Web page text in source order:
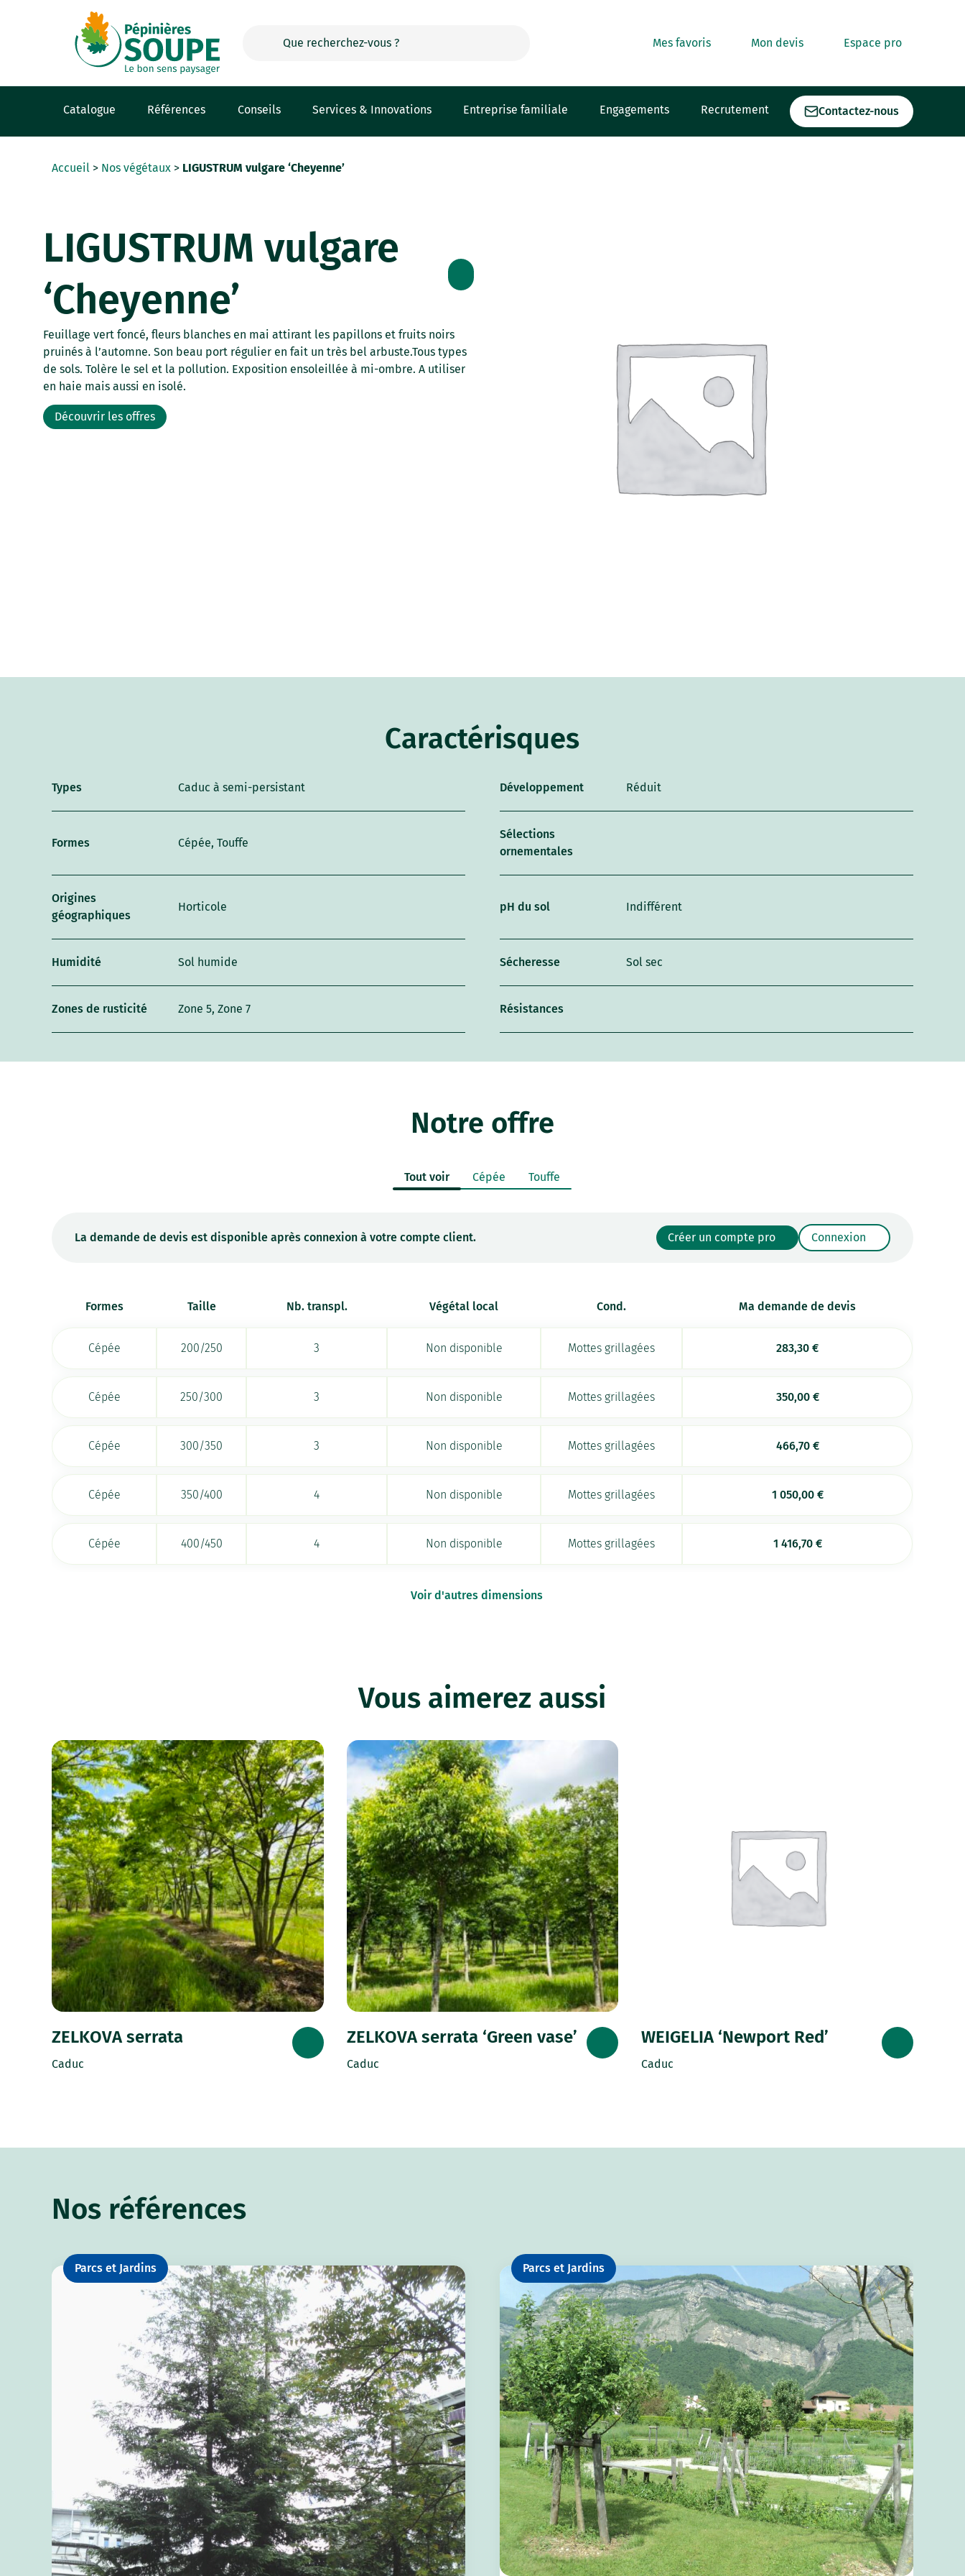
Mes favoris Mon devis Espace pro
Catalogue Références Conseils Services & Innovations Entreprise familiale Engagements Recrutement Contactez-nous
Accueil > Nos végétaux > LIGUSTRUM vulgare ‘Cheyenne’
LIGUSTRUM vulgare
‘Cheyenne’
Feuillage vert foncé, fleurs blanches en mai attirant les papillons et fruits noirs
pruinés à l’automne. Son beau port régulier en fait un très bel arbuste.Tous types
de sols. Tolère le sel et la pollution. Exposition ensoleillée à mi-ombre. A utiliser
en haie mais aussi en isolé.
Découvrir les offres
Caractérisques
Types Caduc à semi-persistant Développement Réduit
Formes Cépée, Touffe
Sélections
ornementales
Origines
géographiques
Horticole pH du sol Indifférent
Humidité Sol humide Sécheresse Sol sec
Zones de rusticité Zone 5, Zone 7 Résistances
Notre offre
Tout voir Cépée Touffe
La demande de devis est disponible après connexion à votre compte client. Créer un compte pro Connexion
Formes Taille Nb. transpl. Végétal local Cond. Ma demande de devis
Cépée 200/250 3 Non disponible Mottes grillagées 283,30€
Cépée 250/300 3 Non disponible Mottes grillagées 350,00 €
Cépée 300/350 3 Non disponible Mottes grillagées 466,70 €
Cépée 350/400 4 Non disponible Mottes grillagées 1 050,00 €
Cépée 400/450 4 Non disponible Mottes grillagées 1 416,70 €
Voir d'autres dimensions
Vous aimerez aussi
ZELKOVA serrata
Caduc
ZELKOVA serrata ‘Green vase’
Caduc
WEIGELIA ‘Newport Red’
Caduc
Nos références
Parcs et Jardins Parcs et Jardins